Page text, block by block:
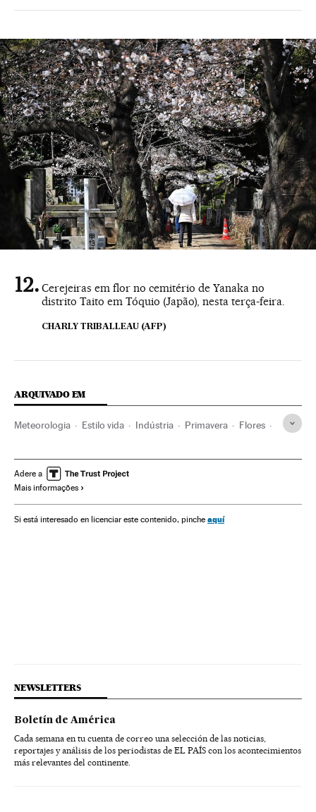
Cerejeiras em flor no cemitério de Yanaka no
distrito Taito em Tóquio (Japão), nesta terça-feira.
CHARLY TRIBALLEAU (AFP)
ARQUIVADO EM
Meteorologia Estilo vida Indústria Primavera Flores
Casa lar Ásia oriental Ásia
Adere a
Mais informações
Si está interesado en licenciar este contenido, pinche aquí
NEWSLETTERS
Boletín de América
Cada semana en tu cuenta de correo una selección de las noticias,
reportajes y análisis de los periodistas de EL PAÍS con los acontecimientos
más relevantes del continente.